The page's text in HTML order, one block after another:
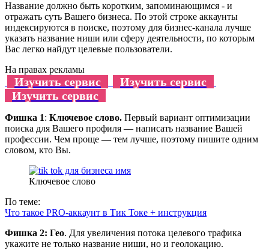
Название должно быть коротким, запоминающимся - и
отражать суть Вашего бизнеса. По этой строке аккаунты
индексируются в поиске, поэтому для бизнес-канала лучше
указать название ниши или сферу деятельности, по которым
Вас легко найдут целевые пользователи.
На правах рекламы
Изучить сервис
Изучить сервис
Изучить сервис
Фишка 1: Ключевое слово. Первый вариант оптимизации
поиска для Вашего профиля — написать название Вашей
профессии. Чем проще — тем лучше, поэтому пишите одним
словом, кто Вы.
Ключевое слово
По теме:
Что такое PRO-аккаунт в Тик Токе + инструкция
Фишка 2: Гео. Для увеличения потока целевого трафика
укажите не только название ниши, но и геолокацию.